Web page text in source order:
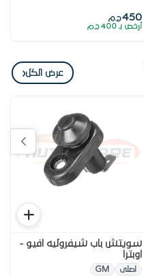
450ج.م
أرخص بـ 400 ج.م
عرض الكل‹
سويتش باب شيفروليه افيو -
اوبترا
اصلى GM